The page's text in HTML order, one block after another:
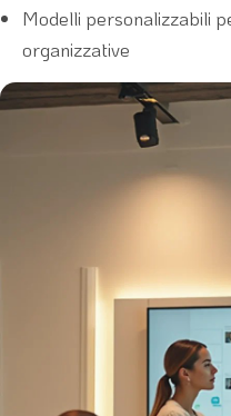
Modelli personalizzabili
organizzative